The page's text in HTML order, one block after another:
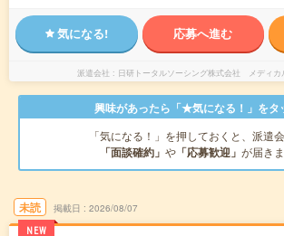
気になる! 応募へ進む
派遣会社 日研トータルソーシング株式会社 メディカ
興味があったら「★気になる！」をタ
「気になる！」を押しておくと、派遣
「面談確約」 や 「応募歓迎」 が届き
未読
NEW
掲載日 2026/08/07